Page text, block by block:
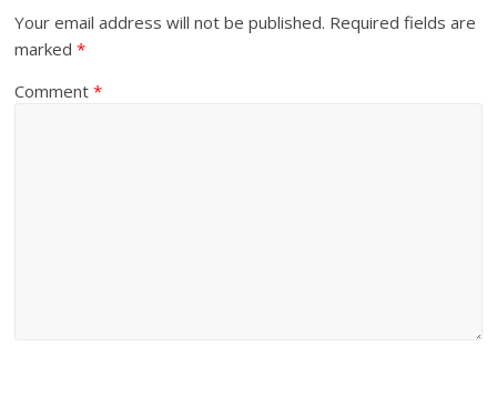
Your email address will not be published. Required fields are
marked*
Comment*